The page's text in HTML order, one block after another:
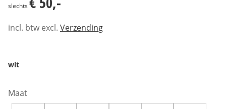
slechts
incl. btw excl. Verzending
wit
Maat